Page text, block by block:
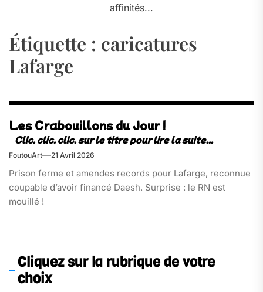
affinités...
Étiquette : caricatures
Lafarge
Les Crabouillons du Jour !
FoutouArt 21 Avril 2026
Prison ferme et amendes records pour Lafarge, reconnue
coupable d’avoir financé Daesh. Surprise : le RN est
mouillé !
Cliquez sur la rubrique de votre
choix